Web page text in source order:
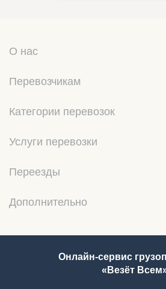
О нас
Перевозчикам
Категории перевозок
Услуги перевозки
Переезды
Дополнительно
Онлайн-сервис
«Везёт